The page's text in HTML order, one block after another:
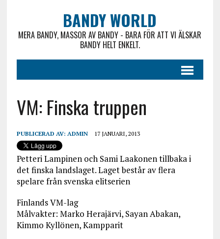
BANDY WORLD
MERA BANDY, MASSOR AV BANDY - BARA FÖR ATT VI ÄLSKAR
BANDY HELT ENKELT.
VM: Finska truppen
PUBLICERAD AV: ADMIN 17 JANUARI, 2013
Petteri Lampinen och Sami Laakonen tillbaka i
det finska landslaget. Laget består av flera
spelare från svenska elitserien
Finlands VM-lag
Målvakter: Marko Herajärvi, Sayan Abakan,
Kimmo Kyllönen, Kampparit